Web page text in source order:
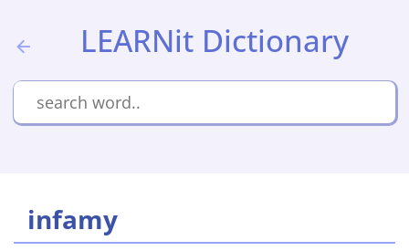
LEARNit Dictionary
infamy